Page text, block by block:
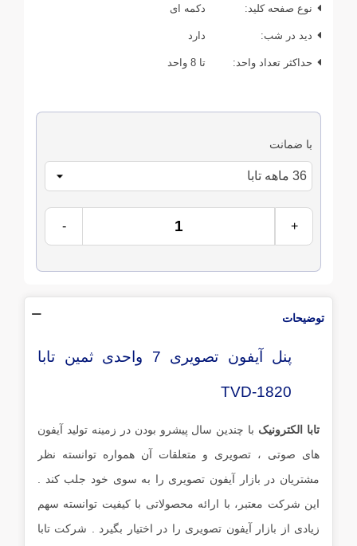
نوع صفحه کلید: دکمه ای
دید در شب: دارد
حداکثر تعداد واحد: تا 8 واحد
با ضمانت
- +
توضیحات
پنل آیفون تصویری 7 واحدی ثمین تابا
TVD-1820
تابا الکترونیک با چندین سال پیشرو بودن در زمینه تولید آیفون
های صوتی ، تصویری و متعلقات آن همواره توانسته نظر
مشتریان در بازار آیفون تصویری را به سوی خود جلب کند .
این شرکت معتبر، با ارائه محصولاتی با کیفیت توانسته سهم
زیادی از بازار آیفون تصویری را در اختیار بگیرد . شرکت تابا